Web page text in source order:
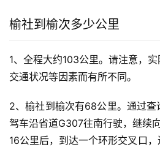
榆社到榆次多少公里
1、全程大约103公里。请注意，
交通状况等因素而有所不同。
2、榆社到榆次有68公里。通过
驾车沿省道G307往南行驶，继续
16公里后，到达一个环形交叉口